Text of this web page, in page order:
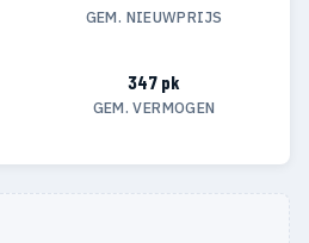
GEM. NIEUWPRIJS
347 pk
GEM. VERMOGEN